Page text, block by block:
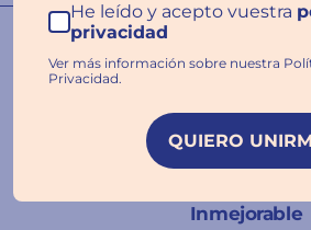
Nuestras familias
nosotros
Inmejorable
He leído y acepto vuestra
privacidad
Ver más información sobre nuestra
Privacidad.
QUIERO